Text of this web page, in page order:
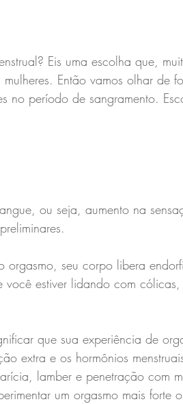
Eis uma escolha que,
Então vamos olhar de
no período de sangramento.
ou seja, aumento na
seu corpo libera
estiver lidando com
que sua experiência de
extra e os hormônios
lamber e penetração com
um orgasmo mais forte